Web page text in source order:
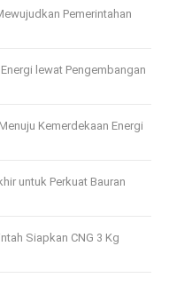
Pemerintahan
lewat Pengembangan
Kemerdekaan Energi
untuk Perkuat Bauran
Siapkan CNG 3 Kg